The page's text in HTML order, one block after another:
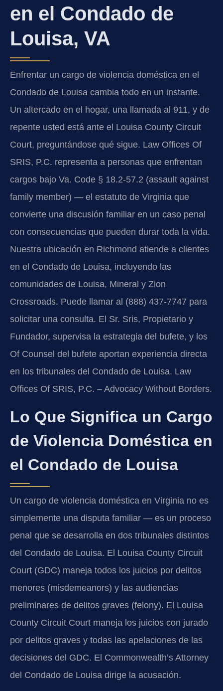
en el Condado de
Louisa, VA
Enfrentar un cargo de violencia doméstica en el
Condado de Louisa cambia todo en un instante.
Un altercado en el hogar, una llamada al 911, y de
repente usted está ante el Louisa County Circuit
Court, preguntándose qué sigue. Law Offices Of
SRIS, P.C. representa a personas que enfrentan
cargos bajo Va. Code § 18.2-57.2 (assault against
family member) — el estatuto de Virginia que
convierte una discusión familiar en un caso penal
con consecuencias que pueden durar toda la vida.
Nuestra ubicación en Richmond atiende a clientes
en el Condado de Louisa, incluyendo las
comunidades de Louisa, Mineral y Zion
Crossroads. Puede llamar al (888) 437-7747 para
solicitar una consulta. El Sr. Sris, Propietario y
Fundador, supervisa la estrategia del bufete, y los
Of Counsel del bufete aportan experiencia directa
en los tribunales del Condado de Louisa. Law
Offices Of SRIS, P.C. – Advocacy Without Borders.
Lo Que Significa un Cargo
de Violencia Doméstica en
el Condado de Louisa
Un cargo de violencia doméstica en Virginia no es
simplemente una disputa familiar — es un proceso
penal que se desarrolla en dos tribunales distintos
del Condado de Louisa. El Louisa County Circuit
Court (GDC) maneja todos los juicios por delitos
menores (misdemeanors) y las audiencias
preliminares de delitos graves (felony). El Louisa
County Circuit Court maneja los juicios con jurado
por delitos graves y todas las apelaciones de las
decisiones del GDC. El Commonwealth’s Attorney
del Condado de Louisa dirige la acusación.